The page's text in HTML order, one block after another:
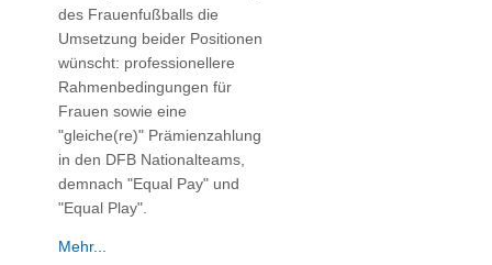
des Frauenfußballs die
Umsetzung beider Positionen
wünscht: professionellere
Rahmenbedingungen für
Frauen sowie eine
"gleiche(re)" Prämienzahlung
in den DFB Nationalteams,
demnach "Equal Pay" und
"Equal Play".
Mehr...